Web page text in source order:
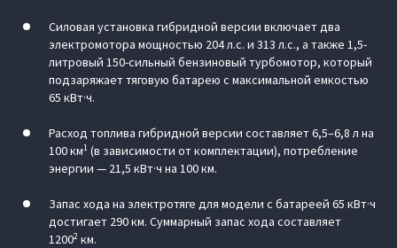
Силовая установка гибридной версии включает два
электромотора мощностью 204 л.с. и 313 л.с., а также 1,5-
литровый 150-сильный бензиновый турбомотор, который
подзаряжает тяговую батарею с максимальной емкостью
65 кВт·ч.
Расход топлива гибридной версии составляет 6,5–6,8 л на
100 км1 (в зависимости от комплектации), потребление
энергии — 21,5 кВт·ч на 100 км.
Запас хода на электротяге для модели с батареей 65 кВт·ч
достигает 290 км. Суммарный запас хода составляет
12002 км.